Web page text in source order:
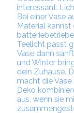
interessant.
Bei einer Vase
Material kannst
Teelicht passt
Vase dann
und Winter
dein Zuhause.
macht die
Deko
aus, wenn sie